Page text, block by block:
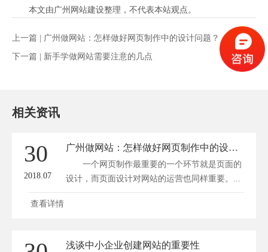
本文由广州网站建设整理，不代表本站观点。
上一篇 | 广州做网站：怎样做好网页制作中的设计问题？
下一篇 | 新手学做网站需要注意的几点
相关资讯
30
2018.07
广州做网站：怎样做好网页制作中的设计问题？
一个网页制作最重要的一个环节就是页面的
设计，而页面设计对网站的运营也同样重要。...
查看详情
浅谈中小企业创建网站的重要性